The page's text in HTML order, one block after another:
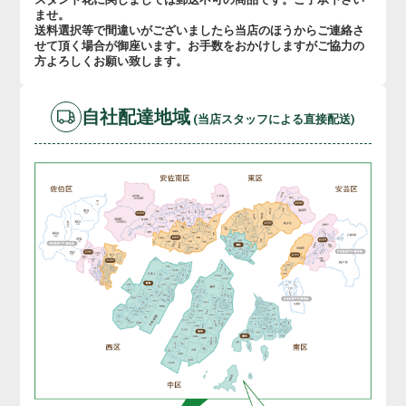
ませ。
送料選択等で間違いがございましたら当店のほうからご連絡さ
せて頂く場合が御座います。お手数をおかけしますがご協力の
方よろしくお願い致します。
自社配達地域 (当店スタッフによる直接配送)